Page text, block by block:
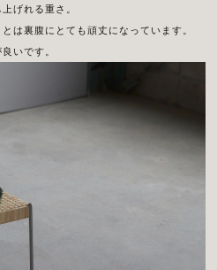
げれる重さ。
は裏腹にとても頑丈になっています。
いです。